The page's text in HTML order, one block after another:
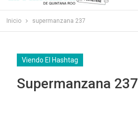
Inicio supermanzana 237
Viendo El Hashtag
Supermanzana 237